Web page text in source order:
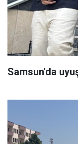
Samsun'da